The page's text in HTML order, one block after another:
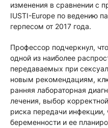
изменения в сравнении с
IUSTI-Europe по ведению
герпесом от 2017 года.
Профессор подчеркнул,
одной из наиболее
передаваемых при
новым рекомендациям,
ранняя лабораторная
лечения, выбор
риска передачи инфекции,
беременности и ее